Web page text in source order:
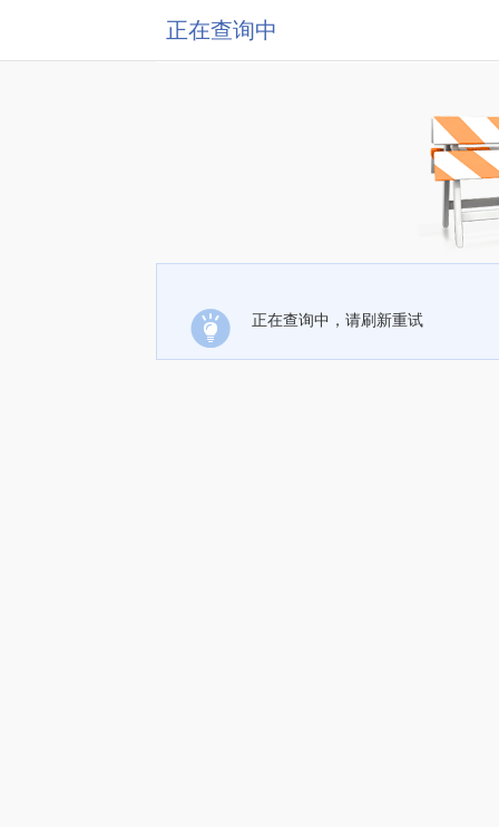
正在查询中
正在查询中，请刷新重试